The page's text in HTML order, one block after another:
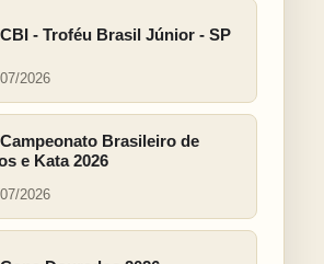
- Troféu Brasil Júnior - SP
2026
Brasileiro de
e Kata 2026
2026